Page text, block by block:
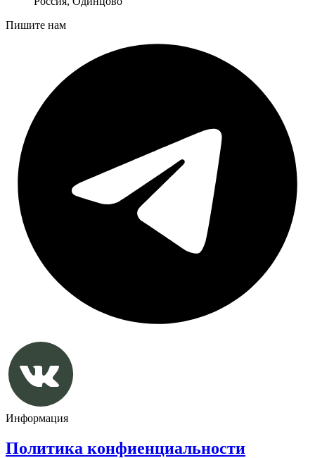
Пишите нам
Информация
Политика конфиенциальности